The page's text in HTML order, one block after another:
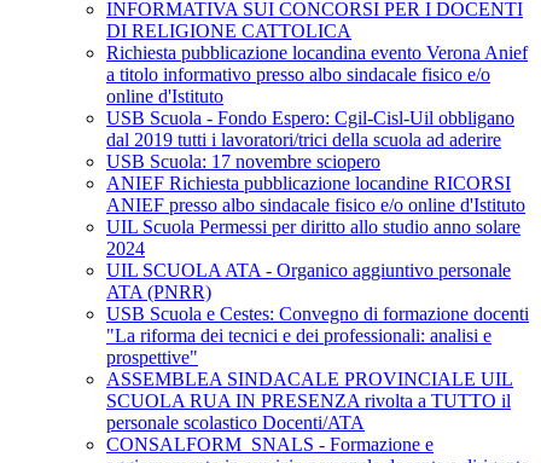
INFORMATIVA SUI CONCORSI PER I DOCENTI
DI RELIGIONE CATTOLICA
Richiesta pubblicazione locandina evento Verona Anief
a titolo informativo presso albo sindacale fisico e/o
online d'Istituto
USB Scuola - Fondo Espero: Cgil-Cisl-Uil obbligano
dal 2019 tutti i lavoratori/trici della scuola ad aderire
USB Scuola: 17 novembre sciopero
ANIEF Richiesta pubblicazione locandine RICORSI
ANIEF presso albo sindacale fisico e/o online d'Istituto
UIL Scuola Permessi per diritto allo studio anno solare
2024
UIL SCUOLA ATA - Organico aggiuntivo personale
ATA (PNRR)
USB Scuola e Cestes: Convegno di formazione docenti
"La riforma dei tecnici e dei professionali: analisi e
prospettive"
ASSEMBLEA SINDACALE PROVINCIALE UIL
SCUOLA RUA IN PRESENZA rivolta a TUTTO il
personale scolastico Docenti/ATA
CONSALFORM_SNALS - Formazione e